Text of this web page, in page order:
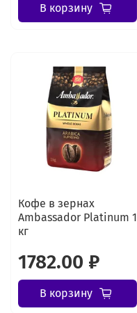
В корзину
Кофе в зернах
Ambassador Platinum 1
кг
1782.00 ₽
В корзину